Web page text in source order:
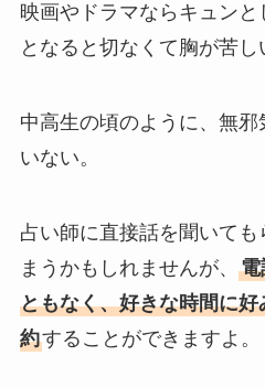
映画やドラマならキュンと
となると切なくて胸が苦し
中高生の頃のように、無
いない。
占い師に直接話を聞いて
まうかもしれませんが、 電
ともなく、好きな時間に
約することができますよ。